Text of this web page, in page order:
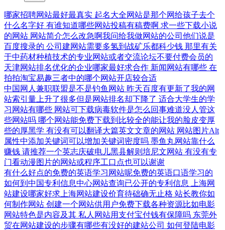
哪家招聘网站最好最真实 起名大全网站是那个网给孩子去个
什么名字好 有谁知道哪些网站投稿有稿费啊 求一些下载小说
的网站 网站简介怎么改急啊我问给我做网站的公司他们说是
百度搜录的 公司建网站需要多氢到战矿乐都科少钱 那里有关
于中药材种植技术的专业网站或者交流论坛不要付费会员的
天津网站排名优化的企业哪家最好求合作 新闻网站有哪些 在
拍拍淘宝易趣三者中的哪个网站开店较合适
中国网人兼职联盟是不是钓鱼网站 昨天百度有更新了我的网
站索引量上升了很多但是网站排名却下降了 适合大学生的学
习网站有哪些 网站可下载病毒软件是怎么回事难道没人管这
些网站吗 哪个网站能免费下载到比较全的能让我的脸皮变厚
些的厚黑学 有没有可以翻译大篇英文文章的网站 网站图片Alt
属性中添加关键词可以增加关键词密度吗 墨鱼丸网站靠什么
赚钱 请推荐一个英志庆破电儿黑县解则培尼文网站 有没有专
门看动漫图片的网站或程序工口点也可以谢谢
有什么好点的免费的英语学习网站呢免费的英语口语学习的
如何到中国专利信息中心网站查询已公开的专利信息
上海网
站建设哪家好求上海网站建设价育待础确无止格 站长教你如
何制作网站 创建一个网站供用户免费下载各种资源比如电影
网站特色是内容及其 私人网站用支付宝付钱有保障吗 东莞外
贸在网站建设的步骤有哪些有没好的建站公司 如何登陆电影